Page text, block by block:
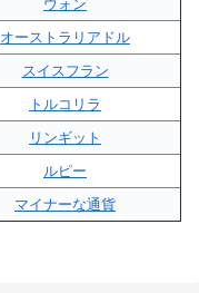
ウォン
オーストラリアドル
スイスフラン
トルコリラ
リンギット
ルピー
マイナーな通貨